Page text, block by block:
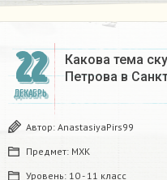
22
ДЕКАБРЬ
Какова тема
Петрова в
Автор: AnastasiyaPirs99
Предмет: МХК
Уровень: 10 - 11 класс